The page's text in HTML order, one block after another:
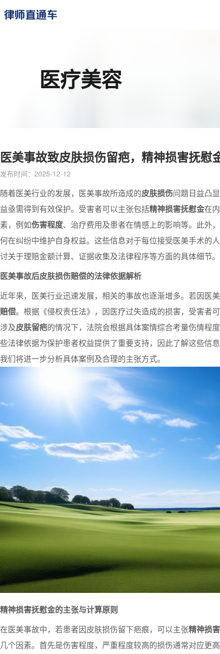
医疗美容
医美事故致皮肤损伤留疤，精神损害抚慰
发布时间：2025-12-12
随着医美行业的发展，医美事故所造成的皮肤损伤问题日益凸
益亟需得到有效保护。受害者可以主张包括精神损害抚慰金在
素，例如伤害程度、治疗费用及患者在情感上的影响等。此外
何在纠纷中维护自身权益。这些信息对于每位接受医美手术的
讨关于理赔金额计算、证据收集及法律程序等方面的具体细节。
医美事故后皮肤损伤赔偿的法律依据解析
近年来，医美行业迅速发展，相关的事故也逐渐增多。若因医
赔偿。根据《侵权责任法》，因医疗过失造成的损害，受害者
涉及皮肤留疤的情况下，法院会根据具体案情综合考量伤情程
些法律依据为保护患者权益提供了重要支持，因此了解这些信
我们将进一步分析具体案例及合理的主张方式。
精神损害抚慰金的主张与计算原则
在医美事故中，若患者因皮肤损伤留下疤痕，可以主张精神损
几个因素。首先是伤害程度，严重程度较高的损伤通常对应更